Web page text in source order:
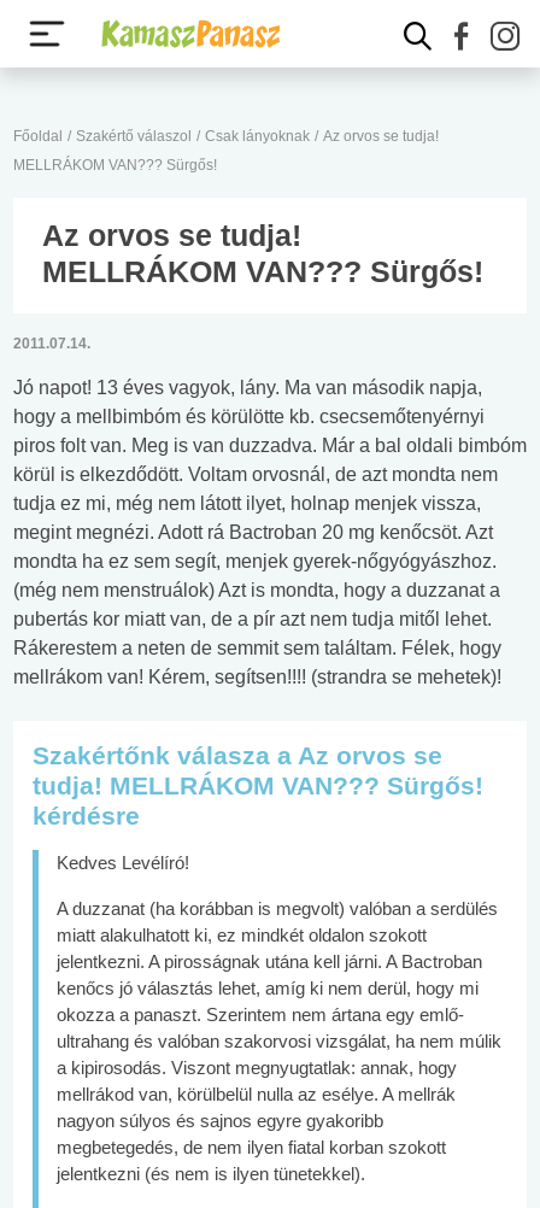
Főoldal / Szakértő válaszol / Csak lányoknak / Az orvos se tudja!
MELLRÁKOM VAN??? Sürgős!
Az orvos se tudja!
MELLRÁKOM VAN??? Sürgős!
2011.07.14.
Jó napot! 13 éves vagyok, lány. Ma van második napja,
hogy a mellbimbóm és körülötte kb. csecsemőtenyérnyi
piros folt van. Meg is van duzzadva. Már a bal oldali bimbóm
körül is elkezdődött. Voltam orvosnál, de azt mondta nem
tudja ez mi, még nem látott ilyet, holnap menjek vissza,
megint megnézi. Adott rá Bactroban 20 mg kenőcsöt. Azt
mondta ha ez sem segít, menjek gyerek-nőgyógyászhoz.
(még nem menstruálok) Azt is mondta, hogy a duzzanat a
pubertás kor miatt van, de a pír azt nem tudja mitől lehet.
Rákerestem a neten de semmit sem találtam. Félek, hogy
mellrákom van! Kérem, segítsen!!!! (strandra se mehetek)!
Szakértőnk válasza a Az orvos se
tudja! MELLRÁKOM VAN??? Sürgős!
kérdésre
Kedves Levélíró!
A duzzanat (ha korábban is megvolt) valóban a serdülés
miatt alakulhatott ki, ez mindkét oldalon szokott
jelentkezni. A pirosságnak utána kell járni. A Bactroban
kenőcs jó választás lehet, amíg ki nem derül, hogy mi
okozza a panaszt. Szerintem nem ártana egy emlő-
ultrahang és valóban szakorvosi vizsgálat, ha nem múlik
a kipirosodás. Viszont megnyugtatlak: annak, hogy
mellrákod van, körülbelül nulla az esélye. A mellrák
nagyon súlyos és sajnos egyre gyakoribb
megbetegedés, de nem ilyen fiatal korban szokott
jelentkezni (és nem is ilyen tünetekkel).